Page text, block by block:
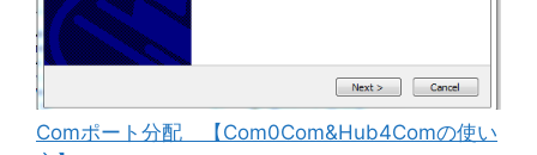
Comポート分配 【Com0Com&Hub4Comの使い